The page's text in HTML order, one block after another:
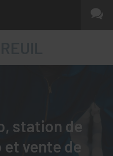
station de
et vente de